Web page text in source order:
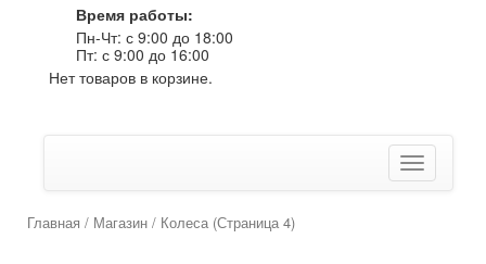
Время работы:
Пн-Чт: с 9:00 до 18:00
Пт: с 9:00 до 16:00
Нет товаров в корзине.
Показать/
Скрыть
Главная / Магазин / Колеса (Страница 4)